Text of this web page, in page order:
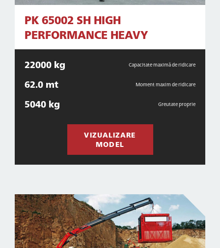
PK 65002 SH HIGH
PERFORMANCE HEAVY
22000 kg Capacitate maximă de ridicare
62.0 mt Moment maxim de ridicare
5040 kg Greutate proprie
VIZUALIZARE
MODEL